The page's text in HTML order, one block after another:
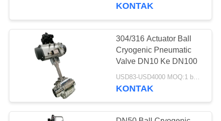
Soket Kriogenik
Weld Globe Valve
KONTAK
304/316 Actuator Ball
Cryogenic Pneumatic
Valve DN10 Ke DN100
KONTAK